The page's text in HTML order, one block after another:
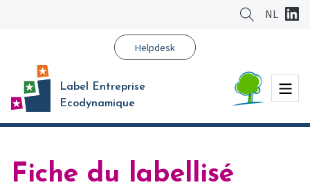
NL
Helpdesk
Label Entreprise
Ecodynamique
Menu
Fiche du labellisé